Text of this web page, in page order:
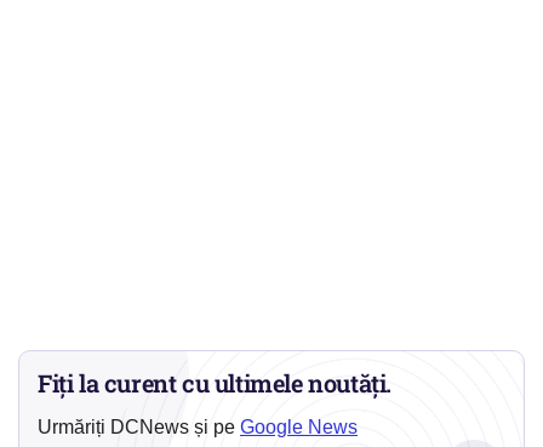
Fiți la curent cu ultimele noutăți.
Urmăriți DCNews și pe Google News